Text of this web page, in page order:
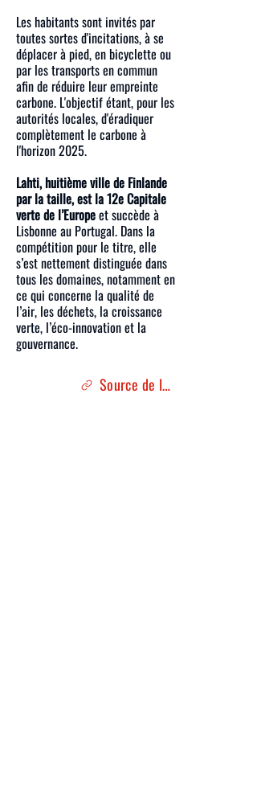
Les habitants sont invités par
toutes sortes d'incitations, à se
déplacer à pied, en bicyclette ou
par les transports en commun
afin de réduire leur empreinte
carbone. L'objectif étant, pour les
autorités locales, d'éradiquer
complètement le carbone à
l'horizon 2025.
Lahti, huitième ville de Finlande
par la taille, est la 12e Capitale
verte de l’Europeet succède à
Lisbonne au Portugal. Dans la
compétition pour le titre, elle
s’est nettement distinguée dans
tous les domaines, notamment en
ce qui concerne la qualité de
l’air, les déchets, la croissance
verte, l’éco-innovation et la
gouvernance.
Source de l'article